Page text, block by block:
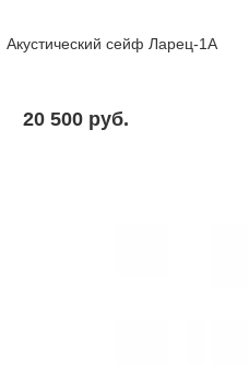
Акустический сейф Ларец-1А
20 500 pуб.